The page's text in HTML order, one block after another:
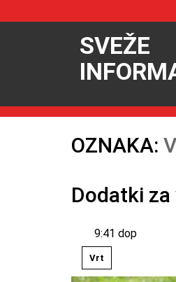
SVEŽE
OZNAKA:
Dodatki
9:41 dop
Vrt